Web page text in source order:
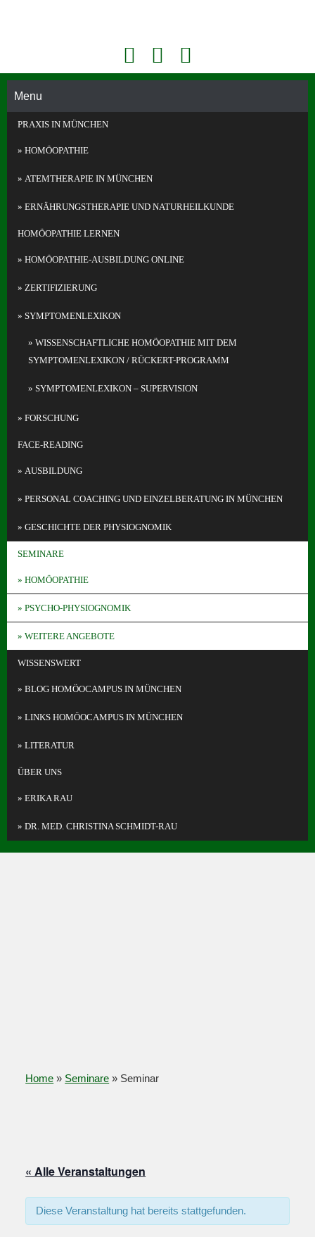
Akademie Für Homöopathie Und Face Reading In München
Face
book
Konta
kt
Face
ng
e in
hen
Telefo
Menu
PRAXIS IN MÜNCHEN
HOMÖOPATHIE
ATEMTHERAPIE IN MÜNCHEN
ERNÄHRUNGS­THERAPIE UND NATURHEILKUNDE
HOMÖOPATHIE LERNEN
HOMÖOPATHIE-AUSBILDUNG ONLINE
ZERTIFIZIERUNG
SYMPTOMENLEXIKON
WISSENSCHAFTLICHE HOMÖOPATHIE MIT DEM
SYMPTOMENLEXIKON / RÜCKERT-PROGRAMM
SYMPTOMENLEXIKON – SUPERVISION
FORSCHUNG
FACE-READING
AUSBILDUNG
PERSONAL COACHING UND EINZELBERATUNG IN MÜNCHEN
GESCHICHTE DER PHYSIOGNOMIK
SEMINARE
HOMÖOPATHIE
PSYCHO-PHYSIOGNOMIK
WEITERE ANGEBOTE
WISSENSWERT
BLOG HOMÖOCAMPUS IN MÜNCHEN
LINKS HOMÖOCAMPUS IN MÜNCHEN
LITERATUR
ÜBER UNS
ERIKA RAU
DR. MED. CHRISTINA SCHMIDT-RAU
Home » Seminare » Seminar
« Alle Veranstaltungen
Diese Veranstaltung hat bereits stattgefunden.